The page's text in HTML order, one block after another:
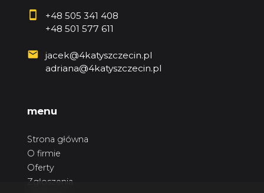
+48 505 341 408
+48 501 577 611
jacek@4katyszczecin.pl
adriana@4katyszczecin.pl
menu
Strona główna
O firmie
Oferty
Zgłoszenia